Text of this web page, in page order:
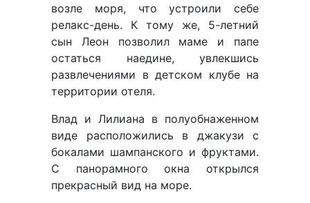
возле моря, что устроили себе
релакс-день. К тому же, 5-летний
сын Леон позволил маме и папе
остаться наедине, увлекшись
развлечениями в детском клубе на
территории отеля.
Влад и Лилиана в полуобнаженном
виде расположились в джакузи с
бокалами шампанского и фруктами.
С панорамного окна открылся
прекрасный вид на море.